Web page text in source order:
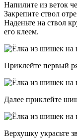
Напилите из веток
Закрепите ствол
Наденьте на ствол
его клеем.
Приклейте первый
Далее приклейте
Верхушку украсьте